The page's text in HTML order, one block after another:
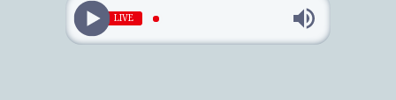
LIVE